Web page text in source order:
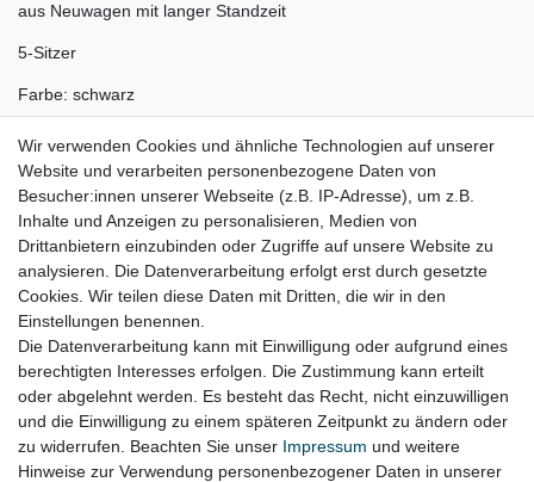
aus Neuwagen mit langer Standzeit
5-Sitzer
Farbe: schwarz
Lieferung wie abgebildet
Gerne prüfen wir für Sie anhand Ihrer Fahrgestellnummer (VIN)
ob der Artikel bei Ihrem Fahrzeug passt
für:
Alfa Romeo Giulietta 940 Bj. 2010 - 2013 (vor 1. Facelift)
Lieferzeit etwa 1 bis 3 Werktage
Wir verwenden Cookies und ähnliche Technologien auf unserer
Website und verarbeiten personenbezogene Daten von
Besucher:innen unserer Webseite (z.B. IP-Adresse), um z.B.
Inhalte und Anzeigen zu personalisieren, Medien von
Drittanbietern einzubinden oder Zugriffe auf unsere Website zu
analysieren. Die Datenverarbeitung erfolgt erst durch gesetzte
Cookies. Wir teilen diese Daten mit Dritten, die wir in den
Einstellungen benennen.
Die Datenverarbeitung kann mit Einwilligung oder aufgrund eines
berechtigten Interesses erfolgen. Die Zustimmung kann erteilt
oder abgelehnt werden. Es besteht das Recht, nicht einzuwilligen
und die Einwilligung zu einem späteren Zeitpunkt zu ändern oder
zu widerrufen. Beachten Sie unser Impressum und weitere
Hinweise zur Verwendung personenbezogener Daten in unserer